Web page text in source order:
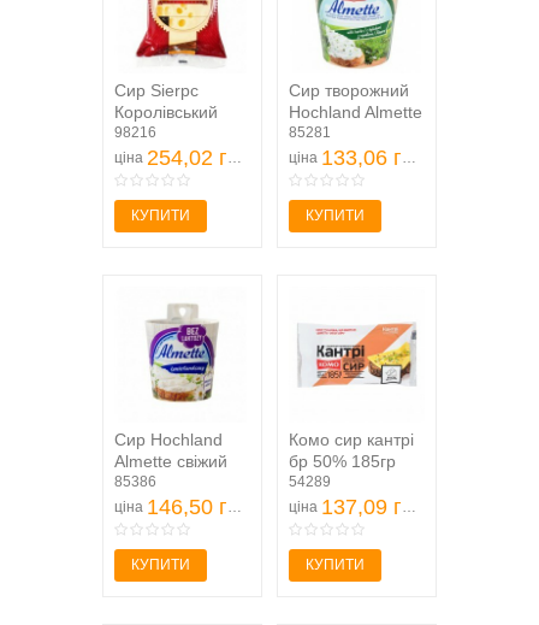
Сир Sierpc
Королівський
45% 250г
98216
ціна 254,02 грн
КУПИТИ
Сир творожний
Hochland Almette
з травами 57%
150г
85281
ціна 133,06 грн
КУПИТИ
Сир Hochland
Almette свіжий
безлактозний
вершковий 55%
150г
85386
ціна 146,50 грн
КУПИТИ
Комо сир кантрі
бр 50% 185гр
54289
ціна 137,09 грн
КУПИТИ